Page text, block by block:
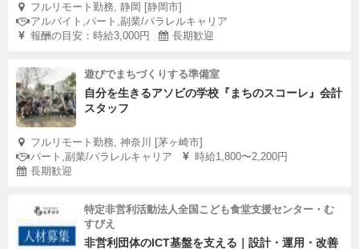
フルリモート勤務, 静岡 [静岡市]
アルバイト,パート,副業/パラレルキャリア
報酬の目安：時給3,000円
長期歓迎
遊びでまちづくりする準備室
自分を生きるアソビの学校『まちのスコーレ』会計
スタッフ
フルリモート勤務, 神奈川 [茅ヶ崎市]
パート,副業/パラレルキャリア
時給1,800〜2,200円
長期歓迎
特定非営利活動法人全国こども食堂支援センター・む
すびえ
非営利団体のICT基盤を支える｜設計・運用・改善